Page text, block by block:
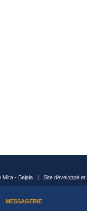
Mira - Bejaia | Site développé
MESSAGERIE